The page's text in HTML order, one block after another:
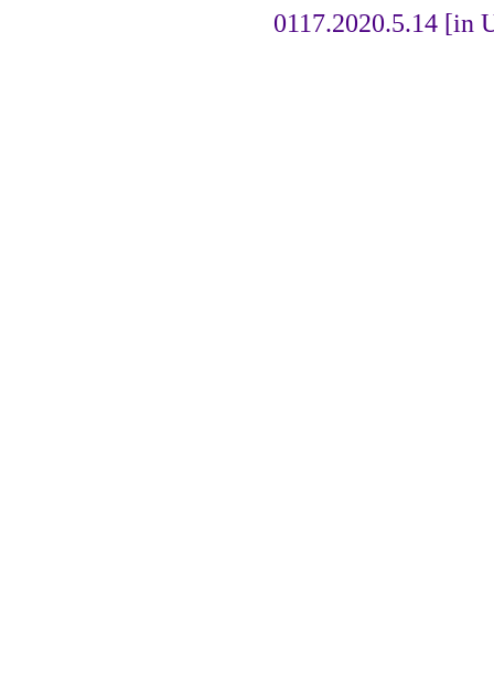
0117.2020.5.14 [in